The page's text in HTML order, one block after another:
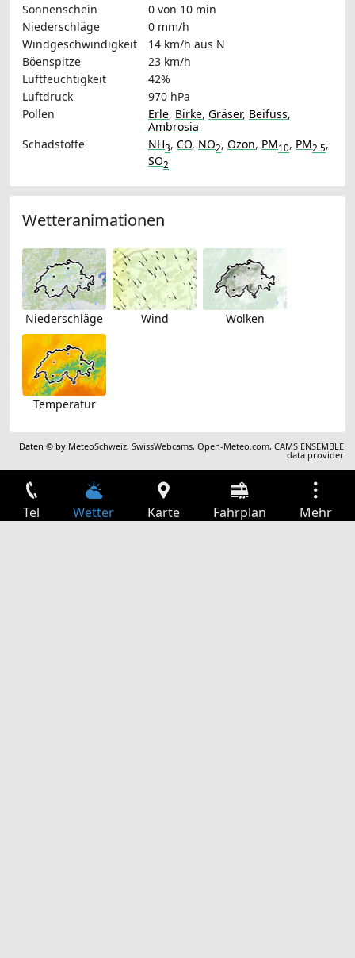
Sonnenschein
0 von 10 min
Niederschläge
0 mm/h
Windgeschwindigkeit
14 km/h aus N
Böenspitze
23 km/h
Luftfeuchtigkeit
42%
Luftdruck
970 hPa
Pollen
Erle, Birke, Gräser, Beifuss,
Ambrosia
Schadstoffe
NH3, CO, NO2, Ozon, PM10, PM2.5,
SO2
Wetteranimationen
Niederschläge Wind Wolken
Temperatur
Daten © by MeteoSchweiz,SwissWebcams,Open-Meteo.com,CAMS ENSEMBLE
data provider
Tel Wetter Karte Fahrplan Mehr